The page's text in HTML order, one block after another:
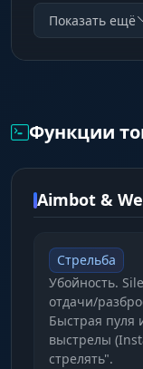
агрессивной
стать
сервера, ваш
Показать ещё
Функции
Aimbot &
Стрельба
Убойность.
отдачи/
Быстрая пуля
выстрелы
стрелять".